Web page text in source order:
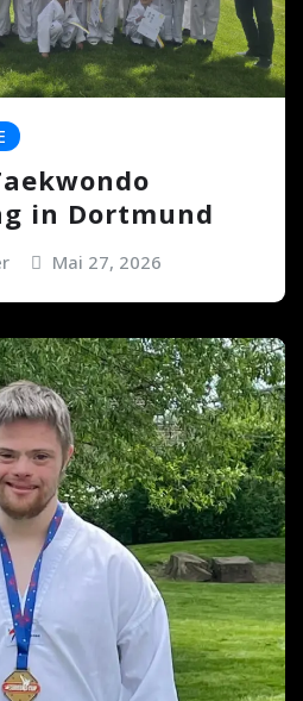
in Dortmund
Mai 27, 2026